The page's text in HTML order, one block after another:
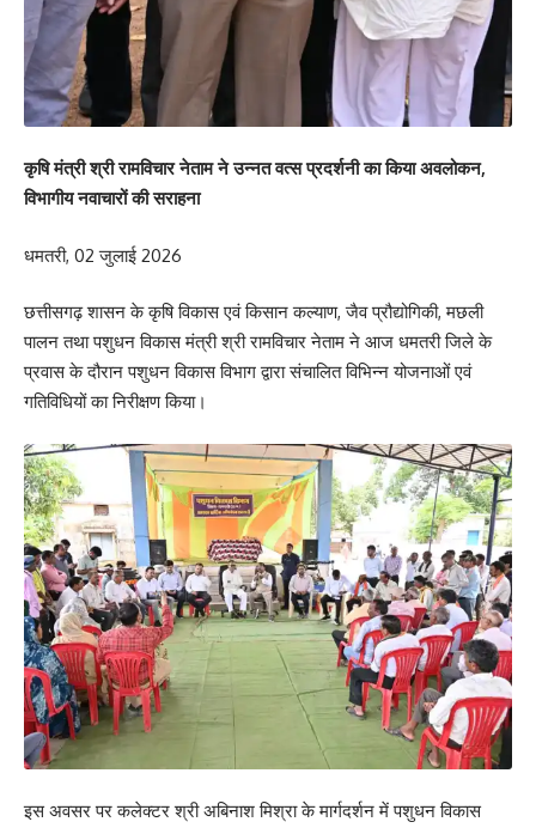
कृषि मंत्री श्री रामविचार नेताम ने उन्नत वत्स प्रदर्शनी का किया अवलोकन,
विभागीय नवाचारों की सराहना
धमतरी, 02 जुलाई 2026
छत्तीसगढ़ शासन के कृषि विकास एवं किसान कल्याण, जैव प्रौद्योगिकी, मछली
पालन तथा पशुधन विकास मंत्री श्री रामविचार नेताम ने आज धमतरी जिले के
प्रवास के दौरान पशुधन विकास विभाग द्वारा संचालित विभिन्न योजनाओं एवं
गतिविधियों का निरीक्षण किया।
इस अवसर पर कलेक्टर श्री अबिनाश मिश्रा के मार्गदर्शन में पशुधन विकास